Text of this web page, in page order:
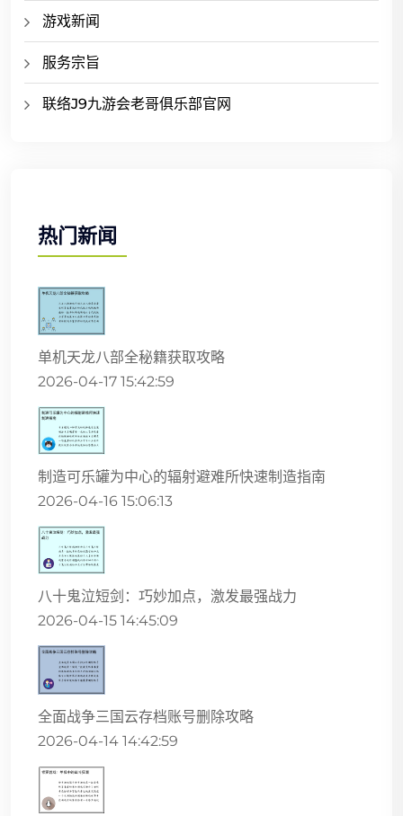
游戏新闻
服务宗旨
联络J9九游会老哥俱乐部官网
热门新闻
单机天龙八部全秘籍获取攻略
2026-04-17 15:42:59
制造可乐罐为中心的辐射避难所快速制造指南
2026-04-16 15:06:13
八十鬼泣短剑：巧妙加点，激发最强战力
2026-04-15 14:45:09
全面战争三国云存档账号删除攻略
2026-04-14 14:42:59